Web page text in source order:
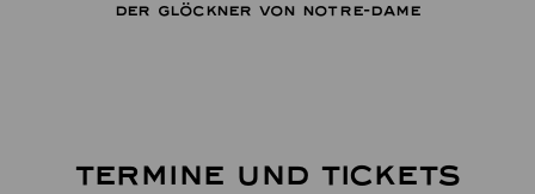
DER GLÖCKNER­ VON NOTRE-DAME
TERMINE UND TICKETS